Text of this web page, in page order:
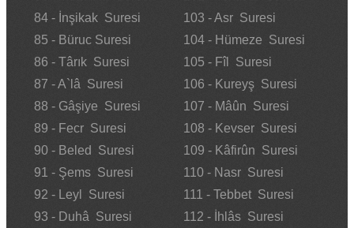
84 - İnşikak Suresi
85 - Büruc Suresi
86 - Târık Suresi
87 - A`lâ Suresi
88 - Gâşiye Suresi
89 - Fecr Suresi
90 - Beled Suresi
91 - Şems Suresi
92 - Leyl Suresi
93 - Duhâ Suresi
103 - Asr Suresi
104 - Hümeze Suresi
105 - Fîl Suresi
106 - Kureyş Suresi
107 - Mâûn Suresi
108 - Kevser Suresi
109 - Kâfirûn Suresi
110 - Nasr Suresi
111 - Tebbet Suresi
112 - İhlâs Suresi